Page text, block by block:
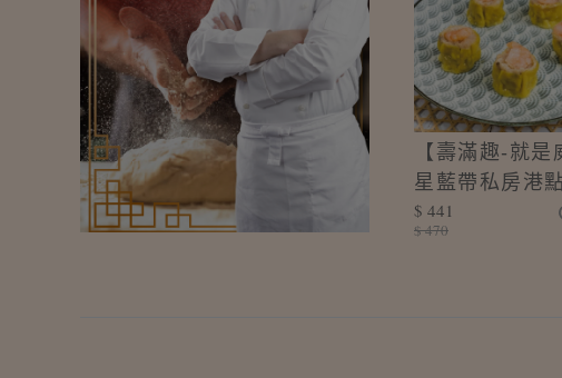
【壽滿趣-就是
星藍帶私房港
燒賣(12顆/盒)
$ 441
$ 470